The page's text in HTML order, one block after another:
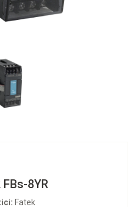
8YR
Fatek